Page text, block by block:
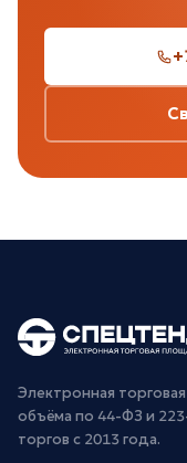
Электронная
объёма по 44-ФЗ и
торгов с 2013 года.